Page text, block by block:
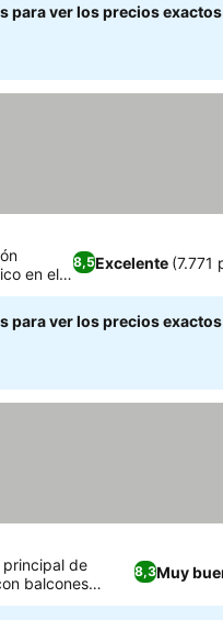
para ver los precios exactos
8,5Excelente (7.771
en el
para ver los precios exactos
8,3Muy
principal de
balcones